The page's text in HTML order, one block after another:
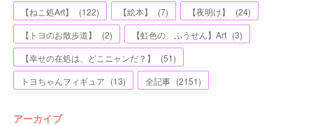
【ねこ処Art】
(122) 【絵本】 (7) 【夜明け】 (24)
【トヨのお散歩道】
(2) 【虹色の、ふうせん】Art (3)
【幸せの在処は、どこニャンだ？】
(51)
トヨちゃんフィギュア (13) 全記事 (2151)
アーカイブ